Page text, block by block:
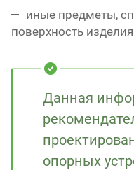
иные предметы,
поверхность
Данная
опорных